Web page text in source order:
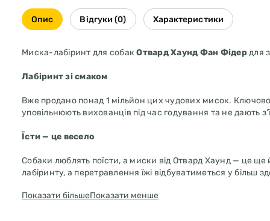
Опис Відгуки (0) Характеристики
Миска-лабіринт для собакОтвард Хаунд Фан Фідердля
Лабіринт зі смаком
Вже продано понад 1 мільйон цих чудових мисок.
уповільнюють вихованців під час годування та не дають
Їсти — це весело
Собаки люблять поїсти, а миски від Отвард Хаунд — це
лабіринту, а перетравлення їжі відбуватиметься у більш
До 10 разів повільніше
Показати більшеПоказати менше